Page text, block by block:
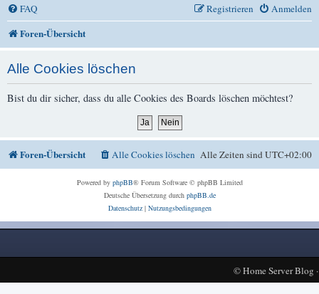
FAQ Anmelden
Registrieren
Foren-Übersicht
Alle Cookies löschen
Bist du dir sicher, dass du alle Cookies des Boards löschen möchtest?
Foren-Übersicht Alle Zeiten sindUTC+02:00
Alle Cookies löschen
Powered by phpBB® Forum Software © phpBB Limited
Deutsche Übersetzung durch phpBB.de
Datenschutz| Nutzungsbedingungen
©Home Server Blog